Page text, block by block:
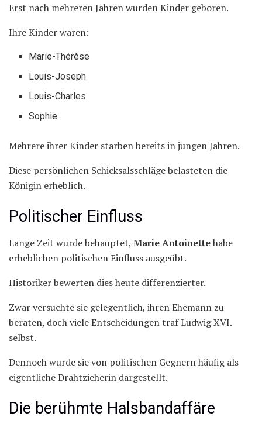
Erst nach mehreren Jahren wurden Kinder geboren.
Ihre Kinder waren:
Marie-Thérèse
Louis-Joseph
Louis-Charles
Sophie
Mehrere ihrer Kinder starben bereits in jungen Jahren.
Diese persönlichen Schicksalsschläge belasteten die
Königin erheblich.
Politischer Einfluss
Lange Zeit wurde behauptet, Marie Antoinettehabe
erheblichen politischen Einfluss ausgeübt.
Historiker bewerten dies heute differenzierter.
Zwar versuchte sie gelegentlich, ihren Ehemann zu
beraten, doch viele Entscheidungen traf Ludwig XVI.
selbst.
Dennoch wurde sie von politischen Gegnern häufig als
eigentliche Drahtzieherin dargestellt.
Die berühmte Halsbandaffäre